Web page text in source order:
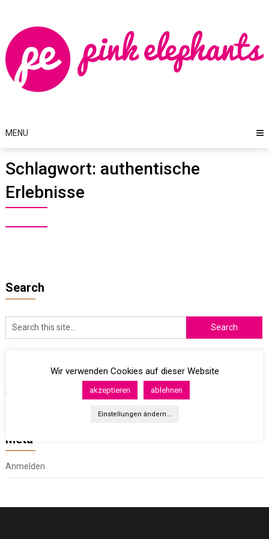
content
MENU
Schlagwort: authentische
Erlebnisse
Search
Archives
Meta
Anmelden
Wir verwenden Cookies auf dieser Website
akzeptieren ablehnen
Einstellungen ändern...